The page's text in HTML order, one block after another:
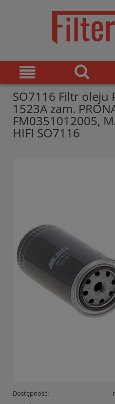
SO7116 Filtr oleju
1523A zam.
FM0351012005,
HIFI SO7116
Dostępność: